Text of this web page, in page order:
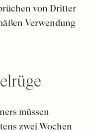
von Dritter
Verwendung
müssen
zwei Wochen